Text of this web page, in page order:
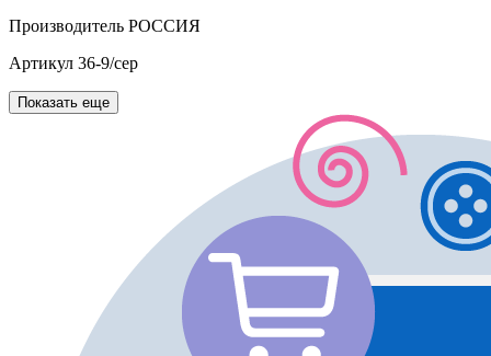
Производитель РОССИЯ
Артикул 36-9/сер
Показать еще